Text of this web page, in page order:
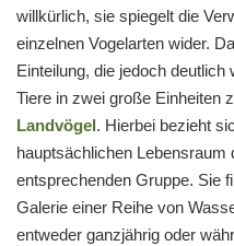
willkürlich, sie spiegelt die
einzelnen Vogelarten wider.
Einteilung, die jedoch
Tiere in zwei große Einheiten
Landvögel. Hierbei bezieht
hauptsächlichen Lebensraum
entsprechenden Gruppe. Sie
Galerie einer Reihe von
entweder ganzjährig oder